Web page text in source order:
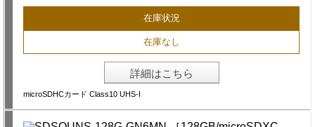
在庫状況
在庫なし
詳細はこちら
microSDHCカード Class10 UHS-I